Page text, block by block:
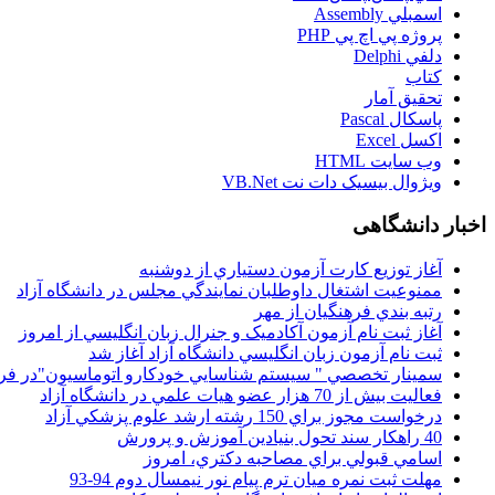
اسمبلي Assembly
پروژه پي اچ پي PHP
دلفي Delphi
کتاب
تحقيق آمار
پاسکال Pascal
اکسل Excel
وب سايت HTML
ويژوال بيسيک دات نت VB.Net
اخبار دانشگاهی
آغاز توزيع کارت آزمون دستياري از دوشنبه
ممنوعيت اشتغال داوطلبان نمايندگي مجلس در دانشگاه آزاد
رتبه بندي فرهنگيان از مهر
آغاز ثبت نام آزمون آکادميک و جنرال زبان انگليسي از امروز
ثبت نام آزمون زبان انگليسي دانشگاه آزاد آغاز شد
سمينار تخصصي " سيستم شناسايي خودکارو اتوماسيون"در
فعاليت بيش از 70 هزار عضو هيات علمي در دانشگاه آزاد
درخواست مجوز براي 150 رشته ارشد علوم پزشکي آزاد
40 راهکار سند تحول بنيادين آموزش و پرورش
اسامي قبولي براي مصاحبه دکتري، امروز
مهلت ثبت نمره میان ترم پیام نور نیمسال دوم 94-93